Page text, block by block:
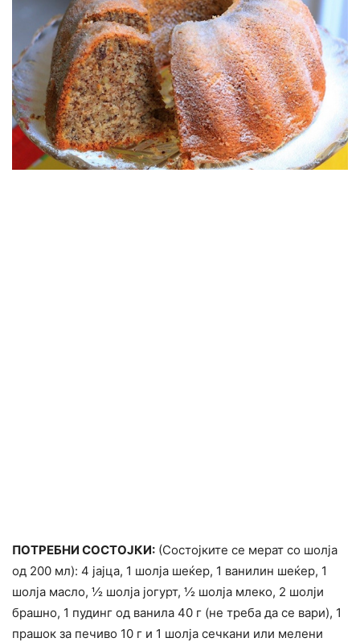
ПОТРЕБНИ СОСТОЈКИ: (Состојките се мерат со шолја
од 200 мл): 4 јајца, 1 шолја шеќер, 1 ванилин шеќер, 1
шолја масло, ½ шолја јогурт, ½ шолја млеко, 2 шолји
брашно, 1 пудинг од ванила 40 г (не треба да се вари), 1
прашок за печиво 10 г и 1 шолја сечкани или мелени